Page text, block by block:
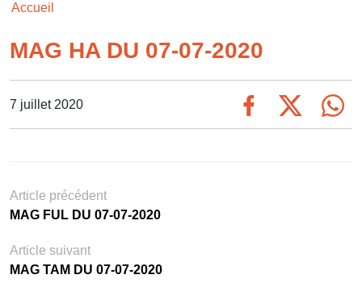
Accueil
MAG HA DU 07-07-2020
7 juillet 2020
Article précédent
MAG FUL DU 07-07-2020
Article suivant
MAG TAM DU 07-07-2020